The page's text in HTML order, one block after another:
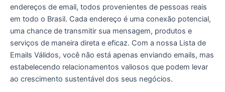
endereços de email, todos provenientes de pessoas reais
em todo o Brasil. Cada endereço é uma conexão potencial,
uma chance de transmitir sua mensagem, produtos e
serviços de maneira direta e eficaz. Com a nossa Lista de
Emails Válidos, você não está apenas enviando emails, mas
estabelecendo relacionamentos valiosos que podem levar
ao crescimento sustentável dos seus negócios.